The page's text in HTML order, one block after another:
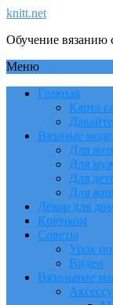
knitt.net
Обучение вязанию
Меню
Главная
Карта
Вязаные
Для
Для
Для
Для
Декор для
Крючком
Советы
Урок
Видео
Вязальные